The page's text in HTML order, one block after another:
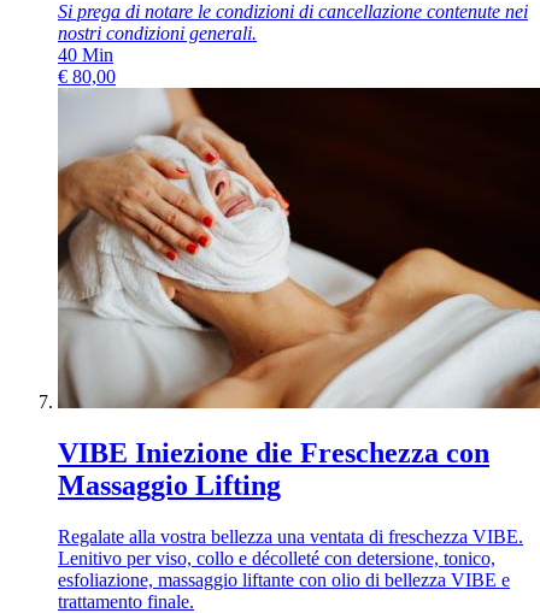
Si prega di notare le condizioni di cancellazione contenute nei
nostri condizioni generali.
40 Min
€ 80,00
VIBE Iniezione die Freschezza con
Massaggio Lifting
Regalate alla vostra bellezza una ventata di freschezza VIBE.
Lenitivo per viso, collo e décolleté con detersione, tonico,
esfoliazione, massaggio liftante con olio di bellezza VIBE e
trattamento finale.